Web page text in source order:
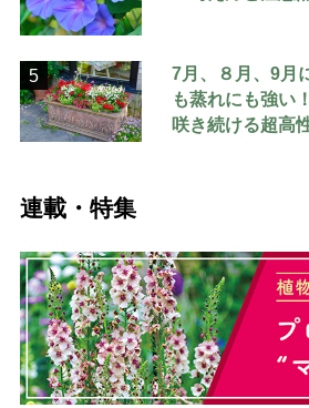
5
7月、８月、9月
も蒸れにも強い
咲き続ける超高
連載・特集